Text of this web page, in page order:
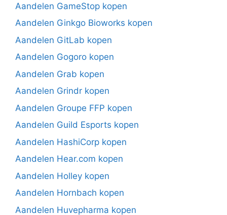
Aandelen GameStop kopen
Aandelen Ginkgo Bioworks kopen
Aandelen GitLab kopen
Aandelen Gogoro kopen
Aandelen Grab kopen
Aandelen Grindr kopen
Aandelen Groupe FFP kopen
Aandelen Guild Esports kopen
Aandelen HashiCorp kopen
Aandelen Hear.com kopen
Aandelen Holley kopen
Aandelen Hornbach kopen
Aandelen Huvepharma kopen